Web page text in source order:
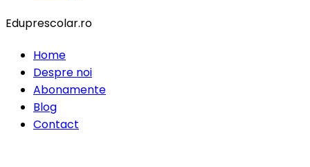
Eduprescolar.ro
Home
Despre noi
Abonamente
Blog
Contact